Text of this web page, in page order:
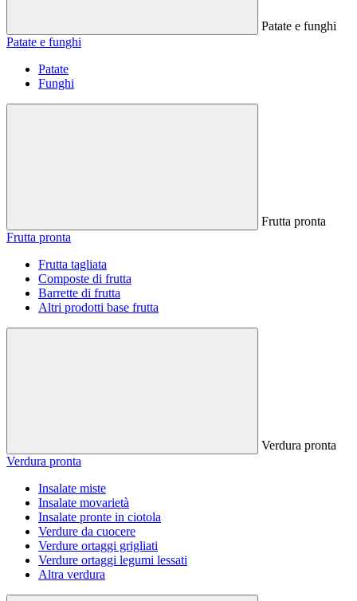
Patate e funghi
Patate e funghi
Patate
Funghi
Frutta pronta
Frutta pronta
Frutta tagliata
Composte di frutta
Barrette di frutta
Altri prodotti base frutta
Verdura pronta
Verdura pronta
Insalate miste
Insalate movarietà
Insalate pronte in ciotola
Verdure da cuocere
Verdure ortaggi grigliati
Verdure ortaggi legumi lessati
Altra verdura